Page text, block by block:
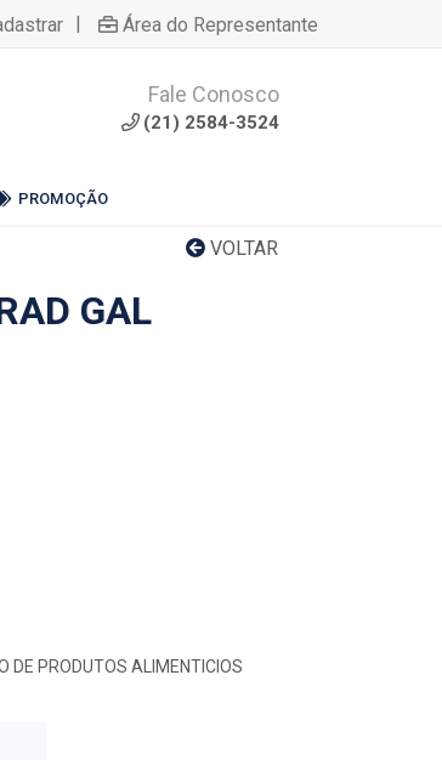
| Área do Representante
Fale Conosco
(21) 2584-3524
PROMOÇÃO
VOLTAR
GAL
DE PRODUTOS ALIMENTICIOS